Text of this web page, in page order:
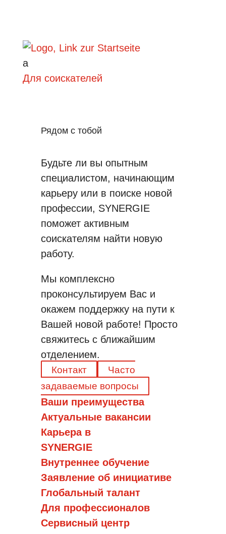
a
Для соискателей
Рядом с тобой
Будьте ли вы опытным
специалистом, начинающим
карьеру или в поиске новой
профессии, SYNERGIE
поможет активным
соискателям найти новую
работу.
Мы комплексно
проконсультируем Вас и
окажем поддержку на пути к
Вашей новой работе! Просто
свяжитесь с ближайшим
отделением.
Контакт
Часто
задаваемые вопросы
Ваши преимущества
Актуальные вакансии
Карьера в
SYNERGIE
Внутреннее обучение
Заявление об инициативе
Глобальный талант
Для профессионалов
Сервисный центр